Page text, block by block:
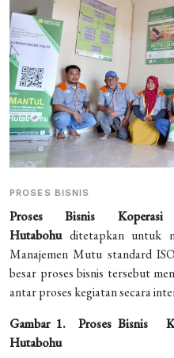
PROSES BISNIS
Proses Bisnis
Hutabohuditetapkan untuk
Manajemen Mutu standard
besar proses bisnis tersebut
antar proses kegiatan secara
Gambar 1. Proses Bisnis
Hutabohu